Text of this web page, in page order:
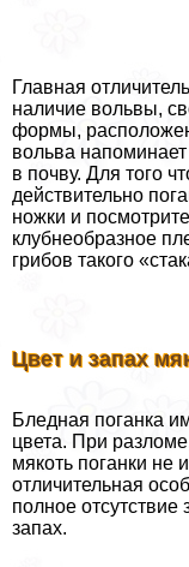
Главная
наличие вольвы,
формы,
вольва
в почву. Для того
действительно
ножки и
клубнеобразное
грибов такого
Цвет и запах
Бледная поганка
цвета. При
мякоть поганки не
отличительная
полное
запах.